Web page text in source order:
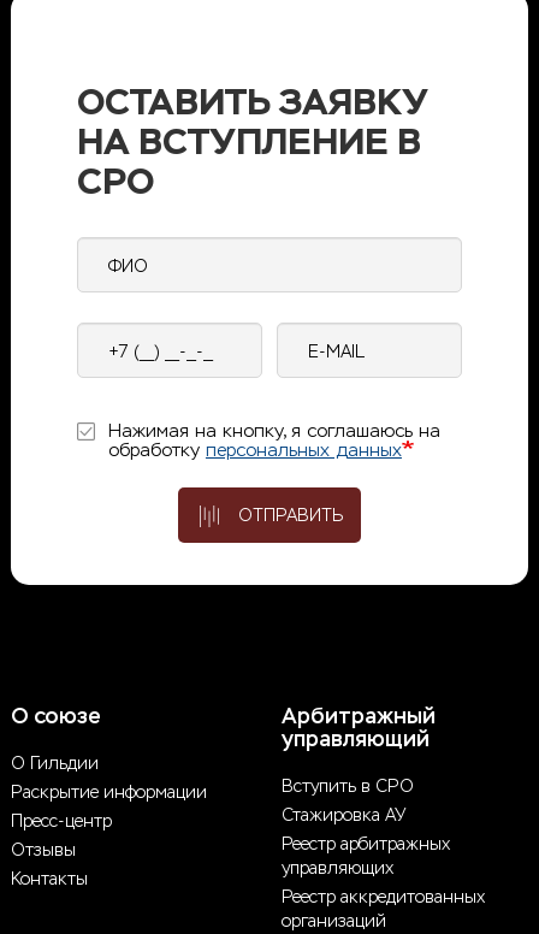
ОСТАВИТЬ ЗАЯВКУ
НА ВСТУПЛЕНИЕ В
СРО
телефон
mail
Нажимая на кнопку, я соглашаюсь на
обработку персональных данных
ОТПРАВИТЬ
О союзе
О Гильдии
Раскрытие информации
Пресс-центр
Отзывы
Контакты
Арбитражный
управляющий
Вступить в СРО
Стажировка АУ
Реестр арбитражных
управляющих
Реестр аккредитованных
организаций